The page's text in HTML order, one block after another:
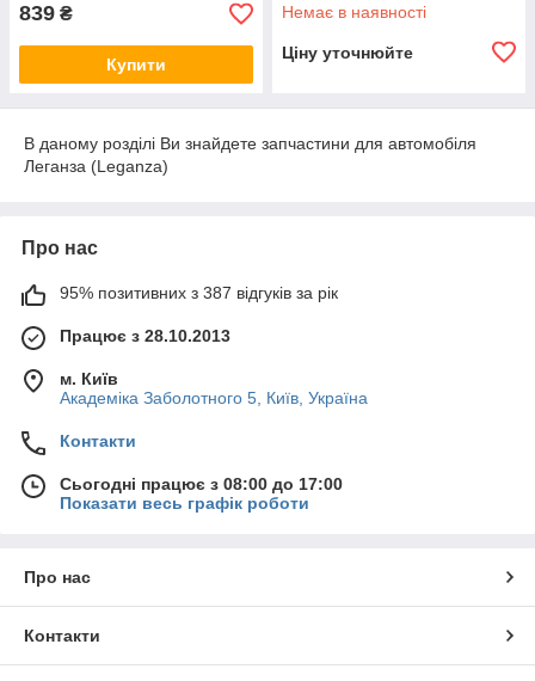
839 ₴
Купити
Немає в наявності
Ціну уточнюйте
В даному розділі Ви знайдете запчастини для автомобіля
Леганза (Leganza)
Про нас
95% позитивних з 387 відгуків за рік
Працює з 28.10.2013
м. Київ
Академіка Заболотного 5, Київ, Україна
Контакти
Сьогодні працює з 08:00 до 17:00
Показати весь графік роботи
Про нас
Контакти